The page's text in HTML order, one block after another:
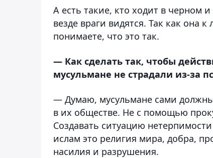
А есть такие, кто ходит в черном
везде враги видятся. Так как она
понимаете, что это так.
— Как сделать так, чтобы
мусульмане не страдали из-за
— Думаю, мусульмане сами
в их обществе. Не с помощью
Создавать ситуацию
ислам это религия мира, добра,
насилия и разрушения.